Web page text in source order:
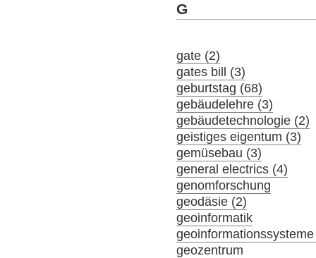
G
gate (2)
gates bill (3)
geburtstag (68)
gebäudelehre (3)
gebäudetechnologie (2)
geistiges eigentum (3)
gemüsebau (3)
general electrics (4)
genomforschung
geodäsie (2)
geoinformatik
geozentrum